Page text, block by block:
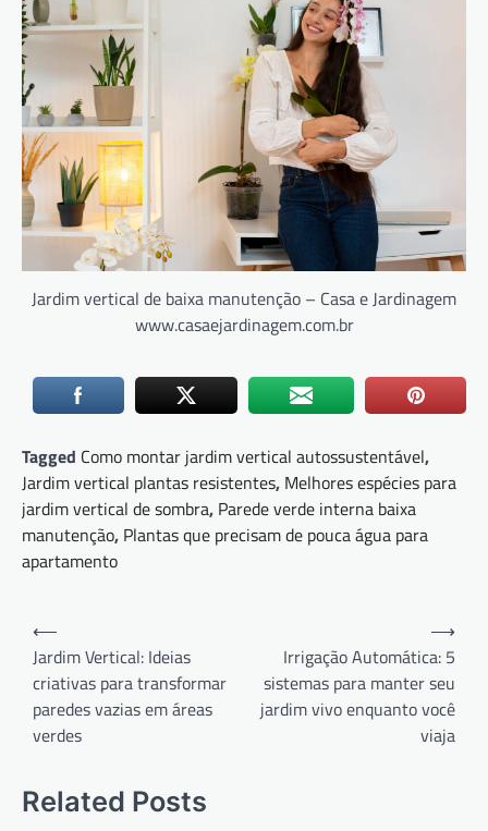
Jardim vertical de baixa manutenção – Casa e Jardinagem
www.casaejardinagem.com.br
Tagged Como montar jardim vertical autossustentável,
Jardim vertical plantas resistentes, Melhores espécies para
jardim vertical de sombra, Parede verde interna baixa
manutenção, Plantas que precisam de pouca água para
apartamento
Navegação
de
Post
⟵
Jardim Vertical: Ideias
criativas para transformar
paredes vazias em áreas
verdes
Irrigação Automática: 5
sistemas para manter seu
jardim vivo enquanto você
viaja
⟶
Related Posts